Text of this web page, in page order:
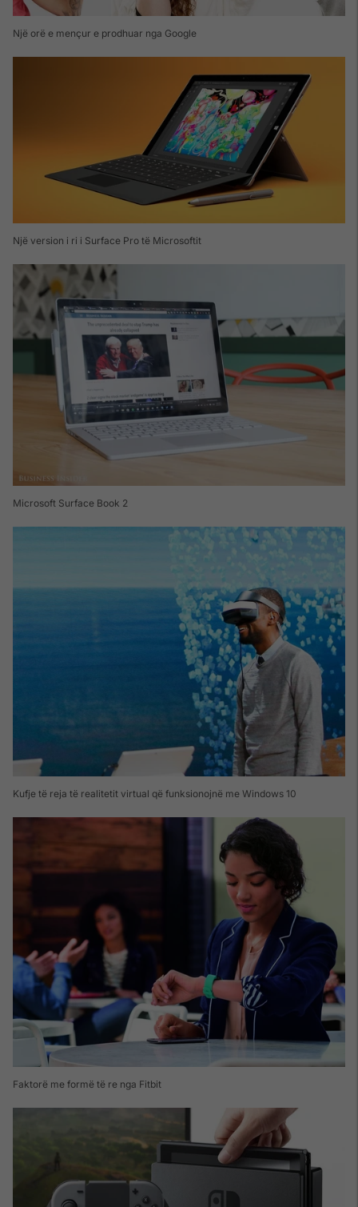
Një orë e mençur e prodhuar nga Google
Një version i ri i Surface Pro të Microsoftit
Microsoft Surface Book 2
Kufje të reja të realitetit virtual që funksionojnë me Windows 10
Faktorë me formë të re nga Fitbit